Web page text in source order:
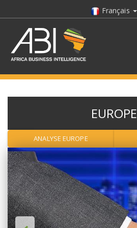
Français
SÉLECTIONNEZ UN/DES SECTEURS
SÉLECTIONNEZ UN DOSSIER
SELECTIONNEZ UNE SECTION
SÉLECTIONNEZ UNE CATÉGORIE
EUROPE
ANALYSE EUROPE